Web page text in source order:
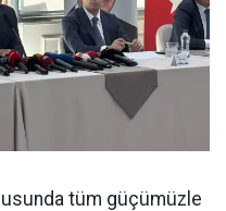
tüm güçümüzle